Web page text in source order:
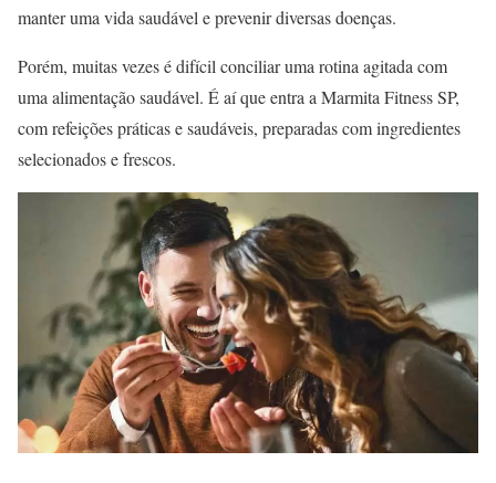
manter uma vida saudável e prevenir diversas doenças.
Porém, muitas vezes é difícil conciliar uma rotina agitada com
uma alimentação saudável. É aí que entra a Marmita Fitness SP,
com refeições práticas e saudáveis, preparadas com ingredientes
selecionados e frescos.